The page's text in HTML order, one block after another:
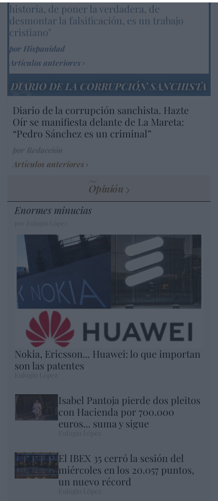
historia, de poner la verdadera, de
desmontar la falsificación, es un trabajo
cristiano"
por Hispanidad
Artículos anteriores
DIARIO DE LA CORRUPCIÓN SANCHISTA
Diario de la corrupción sanchista. Hazte
Oír se manifiesta delante de La Mareta:
“Pedro Sánchez es un criminal”
Artículos anteriores
Opinión
Enormes minucias
Nokia, Ericsson... Huawei: lo que importan
son las patentes
Isabel Pantoja pierde dos pleitos
con Hacienda por 700.000
euros... suma y sigue
El IBEX 35 cerró la sesión del
miércoles en los 20.057 puntos,
un nuevo récord